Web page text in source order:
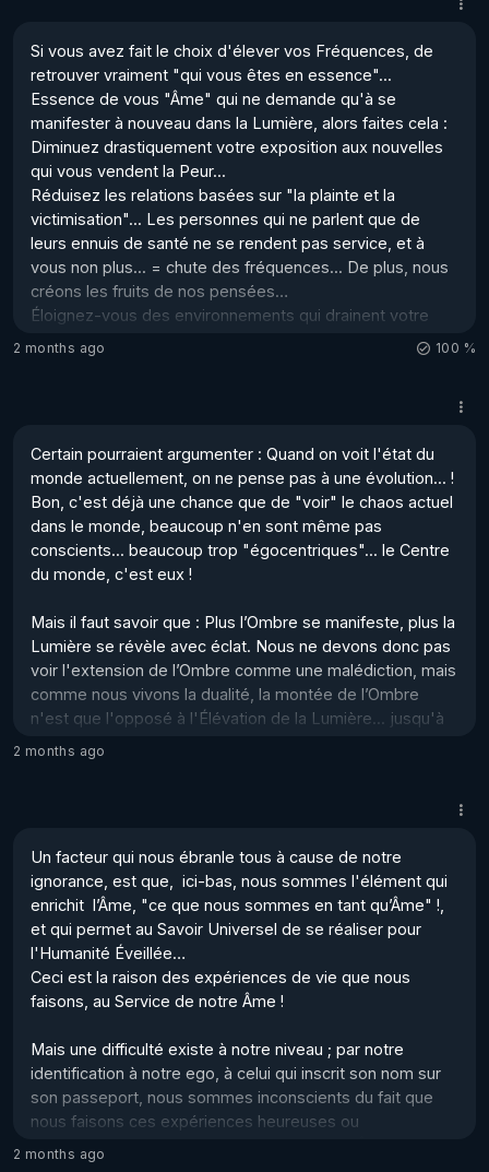
La mine songeuse, Charles lève la main.
-. Est-ce que ce livre est une sorte de prophétie ?
-. Cela va bien au-delà, r...
Si vous avez fait le choix d'élever vos Fréquences, de
retrouver vraiment "qui vous êtes en essence"...
Essence de vous "Âme" qui ne demande qu'à se
manifester à nouveau dans la Lumière, alors faites cela :
Diminuez drastiquement votre exposition aux nouvelles
qui vous vendent la Peur...
Réduisez les relations basées sur "la plainte et la
victimisation"... Les personnes qui ne parlent que de
leurs ennuis de santé ne se rendent pas service, et à
vous non plus... = chute des fréquences... De plus, nous
créons les fruits de nos pensées…
Éloignez-vous des environnements qui drainent votre
énergie sans que vous ne puissiez identifier le motif.
Vous ne pouvez pas asce...
2 months ago 100 %
Certain pourraient argumenter : Quand on voit l'état du
monde actuellement, on ne pense pas à une évolution... !
Bon, c'est déjà une chance que de "voir" le chaos actuel
dans le monde, beaucoup n'en sont même pas
conscients... beaucoup trop "égocentriques"... le Centre
du monde, c'est eux !
Mais il faut savoir que : Plus l’Ombre se manifeste, plus la
Lumière se révèle avec éclat. Nous ne devons donc pas
voir l'extension de l’Ombre comme une malédiction, mais
comme nous vivons la dualité, la montée de l’Ombre
n'est que l'opposé à l'Élévation de la Lumière... jusqu'à
ce que nous arrivions au plan de l'Unité retrouvée !
Cette montée parallèle de la Lumière et de l'Om...
2 months ago
Un facteur qui nous ébranle tous à cause de notre
ignorance, est que,  ici-bas, nous sommes l'élément qui
enrichit  l’Âme, "ce que nous sommes en tant qu’Âme" !,
et qui permet au Savoir Universel de se réaliser pour
l'Humanité Éveillée…
Ceci est la raison des expériences de vie que nous
faisons, au Service de notre Âme !
Mais une difficulté existe à notre niveau ; par notre
identification à notre ego, à celui qui inscrit son nom sur
son passeport, nous sommes inconscients du fait que
nous faisons ces expériences heureuses ou
malheureuses pour "Nous", nous en tant qu’Âme !
2 months ago